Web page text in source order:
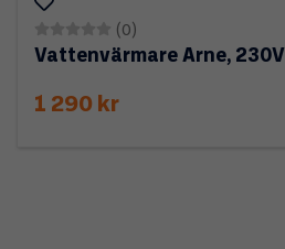
(0)
Vattenvärmare Arne, 230V
1 290 kr